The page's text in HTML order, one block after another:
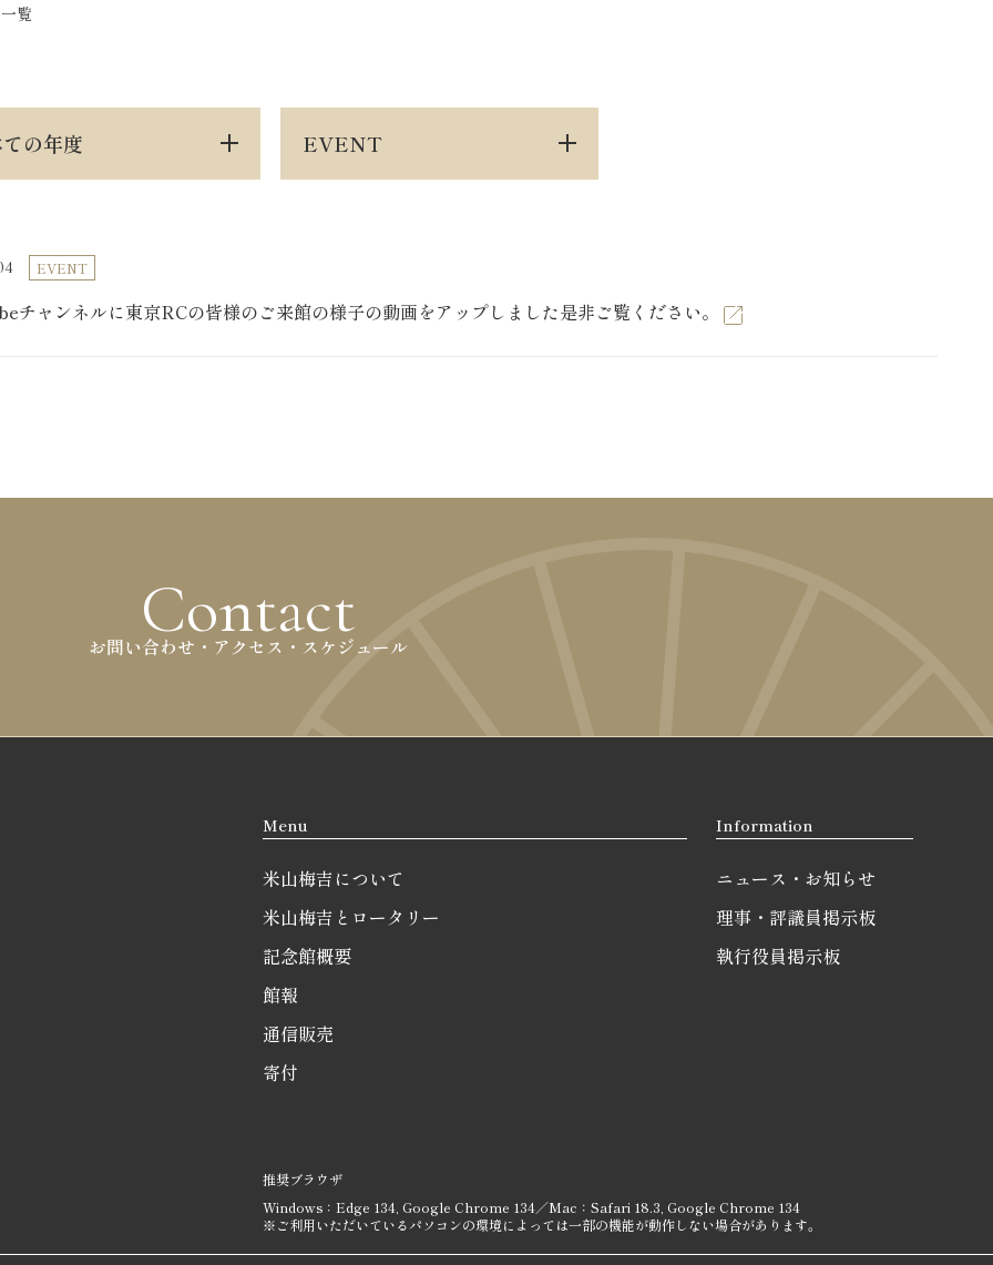
覧
の年度 EVENT
EVENT
チャンネルに東京RCの皆様のご来館の様子の動画をアップしました是非ご覧ください。
Contact
お問い合わせ・アクセス・スケジュール
Menu
米山梅吉について
米山梅吉とロータリー
記念館概要
館報
通信販売
寄付
Information
ニュース・お知らせ
理事・評議員掲示板
執行役員掲示板
推奨ブラウザ
Windows：Edge 134, Google Chrome 134／Mac：Safari 18.3, Google Chrome 134
※ご利用いただいているパソコンの環境によっては一部の機能が動作しない場合があります。